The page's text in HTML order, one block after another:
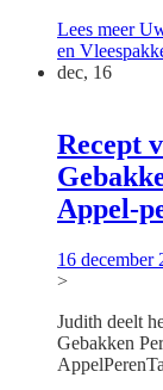
Lees meer
en
dec, 16
Recept
Appel-
16 december
>
Judith deelt
Gebakken